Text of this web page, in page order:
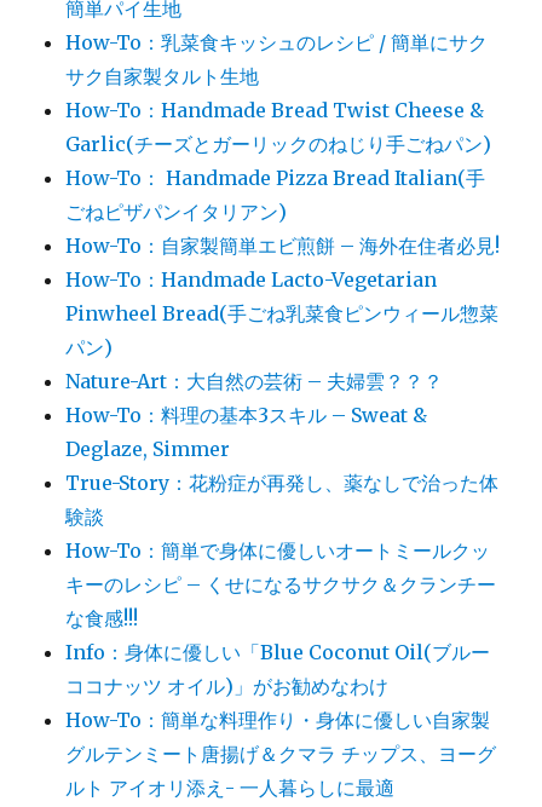
簡単パイ生地
How-To：乳菜食キッシュのレシピ / 簡単にサク
サク自家製タルト生地
How-To：Handmade Bread Twist Cheese &
Garlic(チーズとガーリックのねじり手ごねパン)
How-To： Handmade Pizza Bread Italian(手
ごねピザパンイタリアン)
How-To：自家製簡単エビ煎餅 – 海外在住者必見!
How-To：Handmade Lacto-Vegetarian
Pinwheel Bread(手ごね乳菜食ピンウィール惣菜
パン)
Nature-Art：大自然の芸術 – 夫婦雲？？？
How-To：料理の基本3スキル – Sweat &
Deglaze, Simmer
True-Story：花粉症が再発し、薬なしで治った体
験談
How-To：簡単で身体に優しいオートミールクッ
キーのレシピ – くせになるサクサク＆クランチー
な食感!!!
Info：身体に優しい「Blue Coconut Oil(ブルー
ココナッツ オイル)」がお勧めなわけ
How-To：簡単な料理作り・身体に優しい自家製
グルテンミート唐揚げ＆クマラ チップス、ヨーグ
ルト アイオリ添え- 一人暮らしに最適